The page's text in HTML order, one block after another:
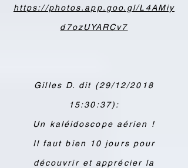
https://photos.app.goo.gl/L4AMiy
d7ozUYARCv7
Gilles D. dit (29/12/2018
15:30:37):
Un kaléidoscope aérien !
Il faut bien 10 jours pour
découvrir et apprécier la